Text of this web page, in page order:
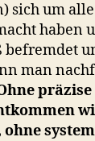
sich um
haben
befremdet
man